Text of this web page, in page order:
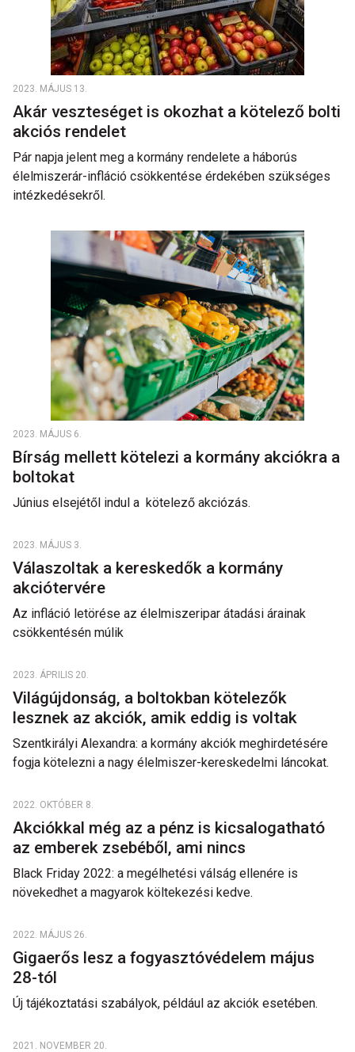
2023. MÁJUS 13.
Akár veszteséget is okozhat a kötelező bolti
akciós rendelet
Pár napja jelent meg a kormány rendelete a háborús
élelmiszerár-infláció csökkentése érdekében szükséges
intézkedésekről.
2023. MÁJUS 6.
Bírság mellett kötelezi a kormány akciókra a
boltokat
Június elsejétől indul a kötelező akciózás.
2023. MÁJUS 3.
Válaszoltak a kereskedők a kormány
akciótervére
Az infláció letörése az élelmiszeripar átadási árainak
csökkentésén múlik
2023. ÁPRILIS 20.
Világújdonság, a boltokban kötelezők
lesznek az akciók, amik eddig is voltak
Szentkirályi Alexandra: a kormány akciók meghirdetésére
fogja kötelezni a nagy élelmiszer-kereskedelmi láncokat.
2022. OKTÓBER 8.
Akciókkal még az a pénz is kicsalogatható
az emberek zsebéből, ami nincs
Black Friday 2022: a megélhetési válság ellenére is
növekedhet a magyarok költekezési kedve.
2022. MÁJUS 26.
Gigaerős lesz a fogyasztóvédelem május
28-tól
Új tájékoztatási szabályok, például az akciók esetében.
2021. NOVEMBER 20.